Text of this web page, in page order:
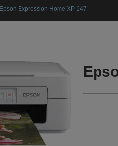
Epson Expression Home XP-247